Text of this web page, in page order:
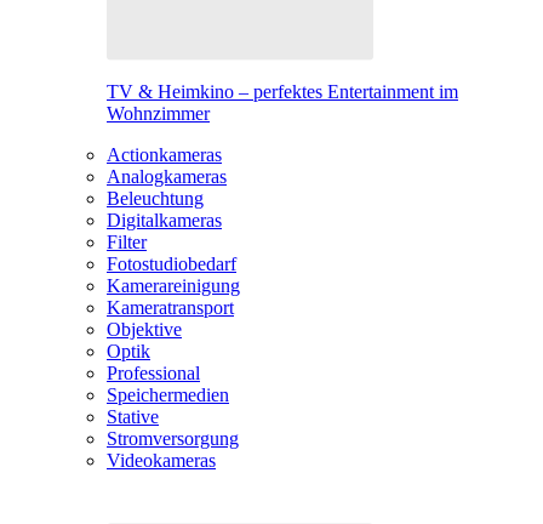
TV & Heimkino – perfektes Entertainment im
Wohnzimmer
Actionkameras
Analogkameras
Beleuchtung
Digitalkameras
Filter
Fotostudiobedarf
Kamerareinigung
Kameratransport
Objektive
Optik
Professional
Speichermedien
Stative
Stromversorgung
Videokameras